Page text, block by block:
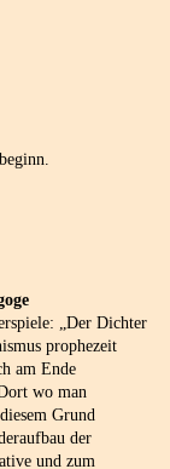
„Der Dichter
prophezeit
am Ende
wo man
Grund
der
und zum